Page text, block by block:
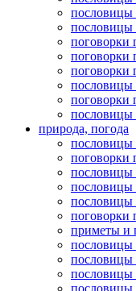
пословицы
пословицы
поговорки
поговорки
пословицы
поговорки
пословицы
природа, погода
пословицы
поговорки
пословицы
пословицы
пословицы
поговорки
приметы и
пословицы
пословицы
пословицы
пословицы